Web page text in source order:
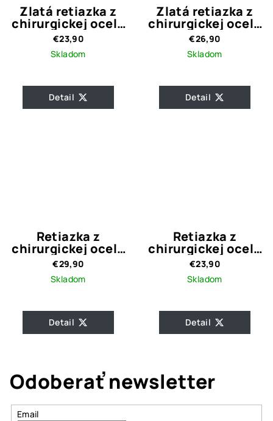
Zlatá retiazka z
chirurgickej ocele
s príveskom Krížik
003
€23,90
Skladom
Detail
Zlatá retiazka z
chirurgickej ocele
Liam
€26,90
Skladom
Detail
Retiazka z
chirurgickej ocele
Bow
€29,90
Skladom
Detail
Retiazka z
chirurgickej ocele
s príveskom
Hranaté Srdiečko
€23,90
Skladom
Detail
Odoberať newsletter
Email